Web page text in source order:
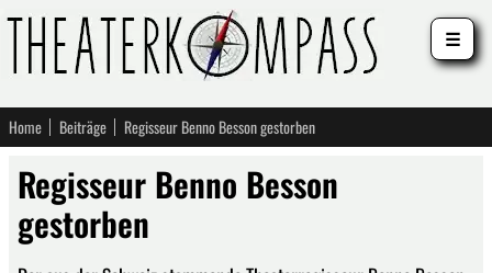
Home Beiträge Regisseur Benno Besson gestorben
Regisseur Benno Besson
gestorben
☰